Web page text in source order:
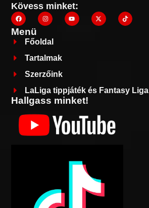
Kövess minket:
Menü
Főoldal
Tartalmak
Szerzőink
LaLiga tippjáték és Fantasy Liga
Hallgass minket!